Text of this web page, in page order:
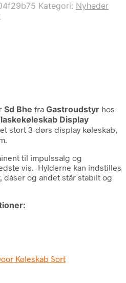
Kategori: Nyheder
Sd Bhe fra Gastroudstyr hos
Display
et stort 3-dørs display køleskab,
til impulssalg og
vis. Hylderne kan indstilles
dåser og andet står stabilt og